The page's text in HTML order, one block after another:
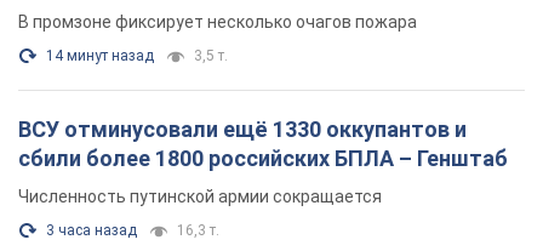
В промзоне фиксирует несколько очагов пожара
14 минут назад 3,5 т.
ВСУ отминусовали ещё 1330 оккупантов и
сбили более 1800 российских БПЛА – Генштаб
Численность путинской армии сокращается
3 часа назад 16,3 т.